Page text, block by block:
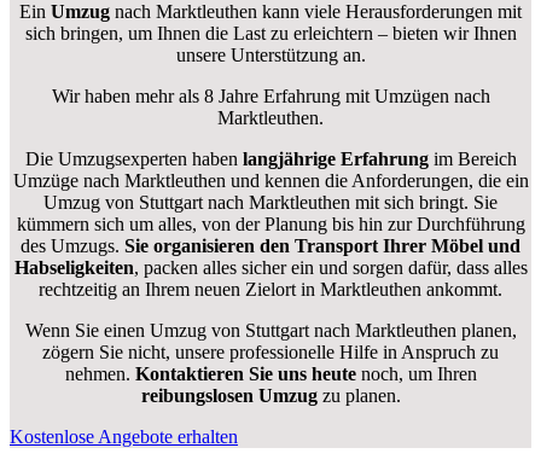
Ein Umzug nach Marktleuthen kann viele Herausforderungen mit
sich bringen, um Ihnen die Last zu erleichtern – bieten wir Ihnen
unsere Unterstützung an.
Wir haben mehr als 8 Jahre Erfahrung mit Umzügen nach
Marktleuthen.
Die Umzugsexperten haben langjährige Erfahrungim Bereich
Umzüge nach Marktleuthen und kennen die Anforderungen, die ein
Umzug von Stuttgart nach Marktleuthen mit sich bringt. Sie
kümmern sich um alles, von der Planung bis hin zur Durchführung
des Umzugs. Sie organisieren den Transport Ihrer Möbel und
Habseligkeiten, packen alles sicher ein und sorgen dafür, dass alles
rechtzeitig an Ihrem neuen Zielort in Marktleuthen ankommt.
Wenn Sie einen Umzug von Stuttgart nach Marktleuthen planen,
zögern Sie nicht, unsere professionelle Hilfe in Anspruch zu
nehmen. Kontaktieren Sie uns heutenoch, um Ihren
reibungslosen Umzugzu planen.
Kostenlose Angebote erhalten